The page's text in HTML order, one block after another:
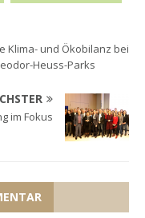
Klima- und Ökobilanz bei
Heuss-Parks
im Fokus